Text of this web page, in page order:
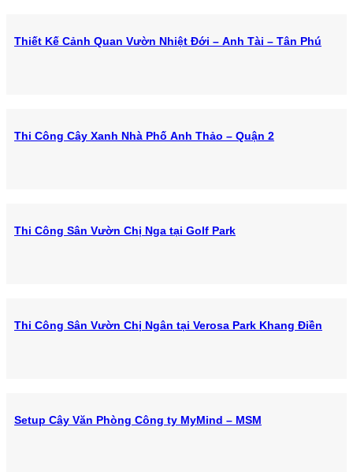
Thiết Kế Cảnh Quan Vườn Nhiệt Đới – Anh Tài – Tân Phú
Thi Công Cây Xanh Nhà Phố Anh Thảo – Quận 2
Thi Công Sân Vườn Chị Nga tại Golf Park
Thi Công Sân Vườn Chị Ngân tại Verosa Park Khang Điền
Setup Cây Văn Phòng Công ty MyMind – MSM